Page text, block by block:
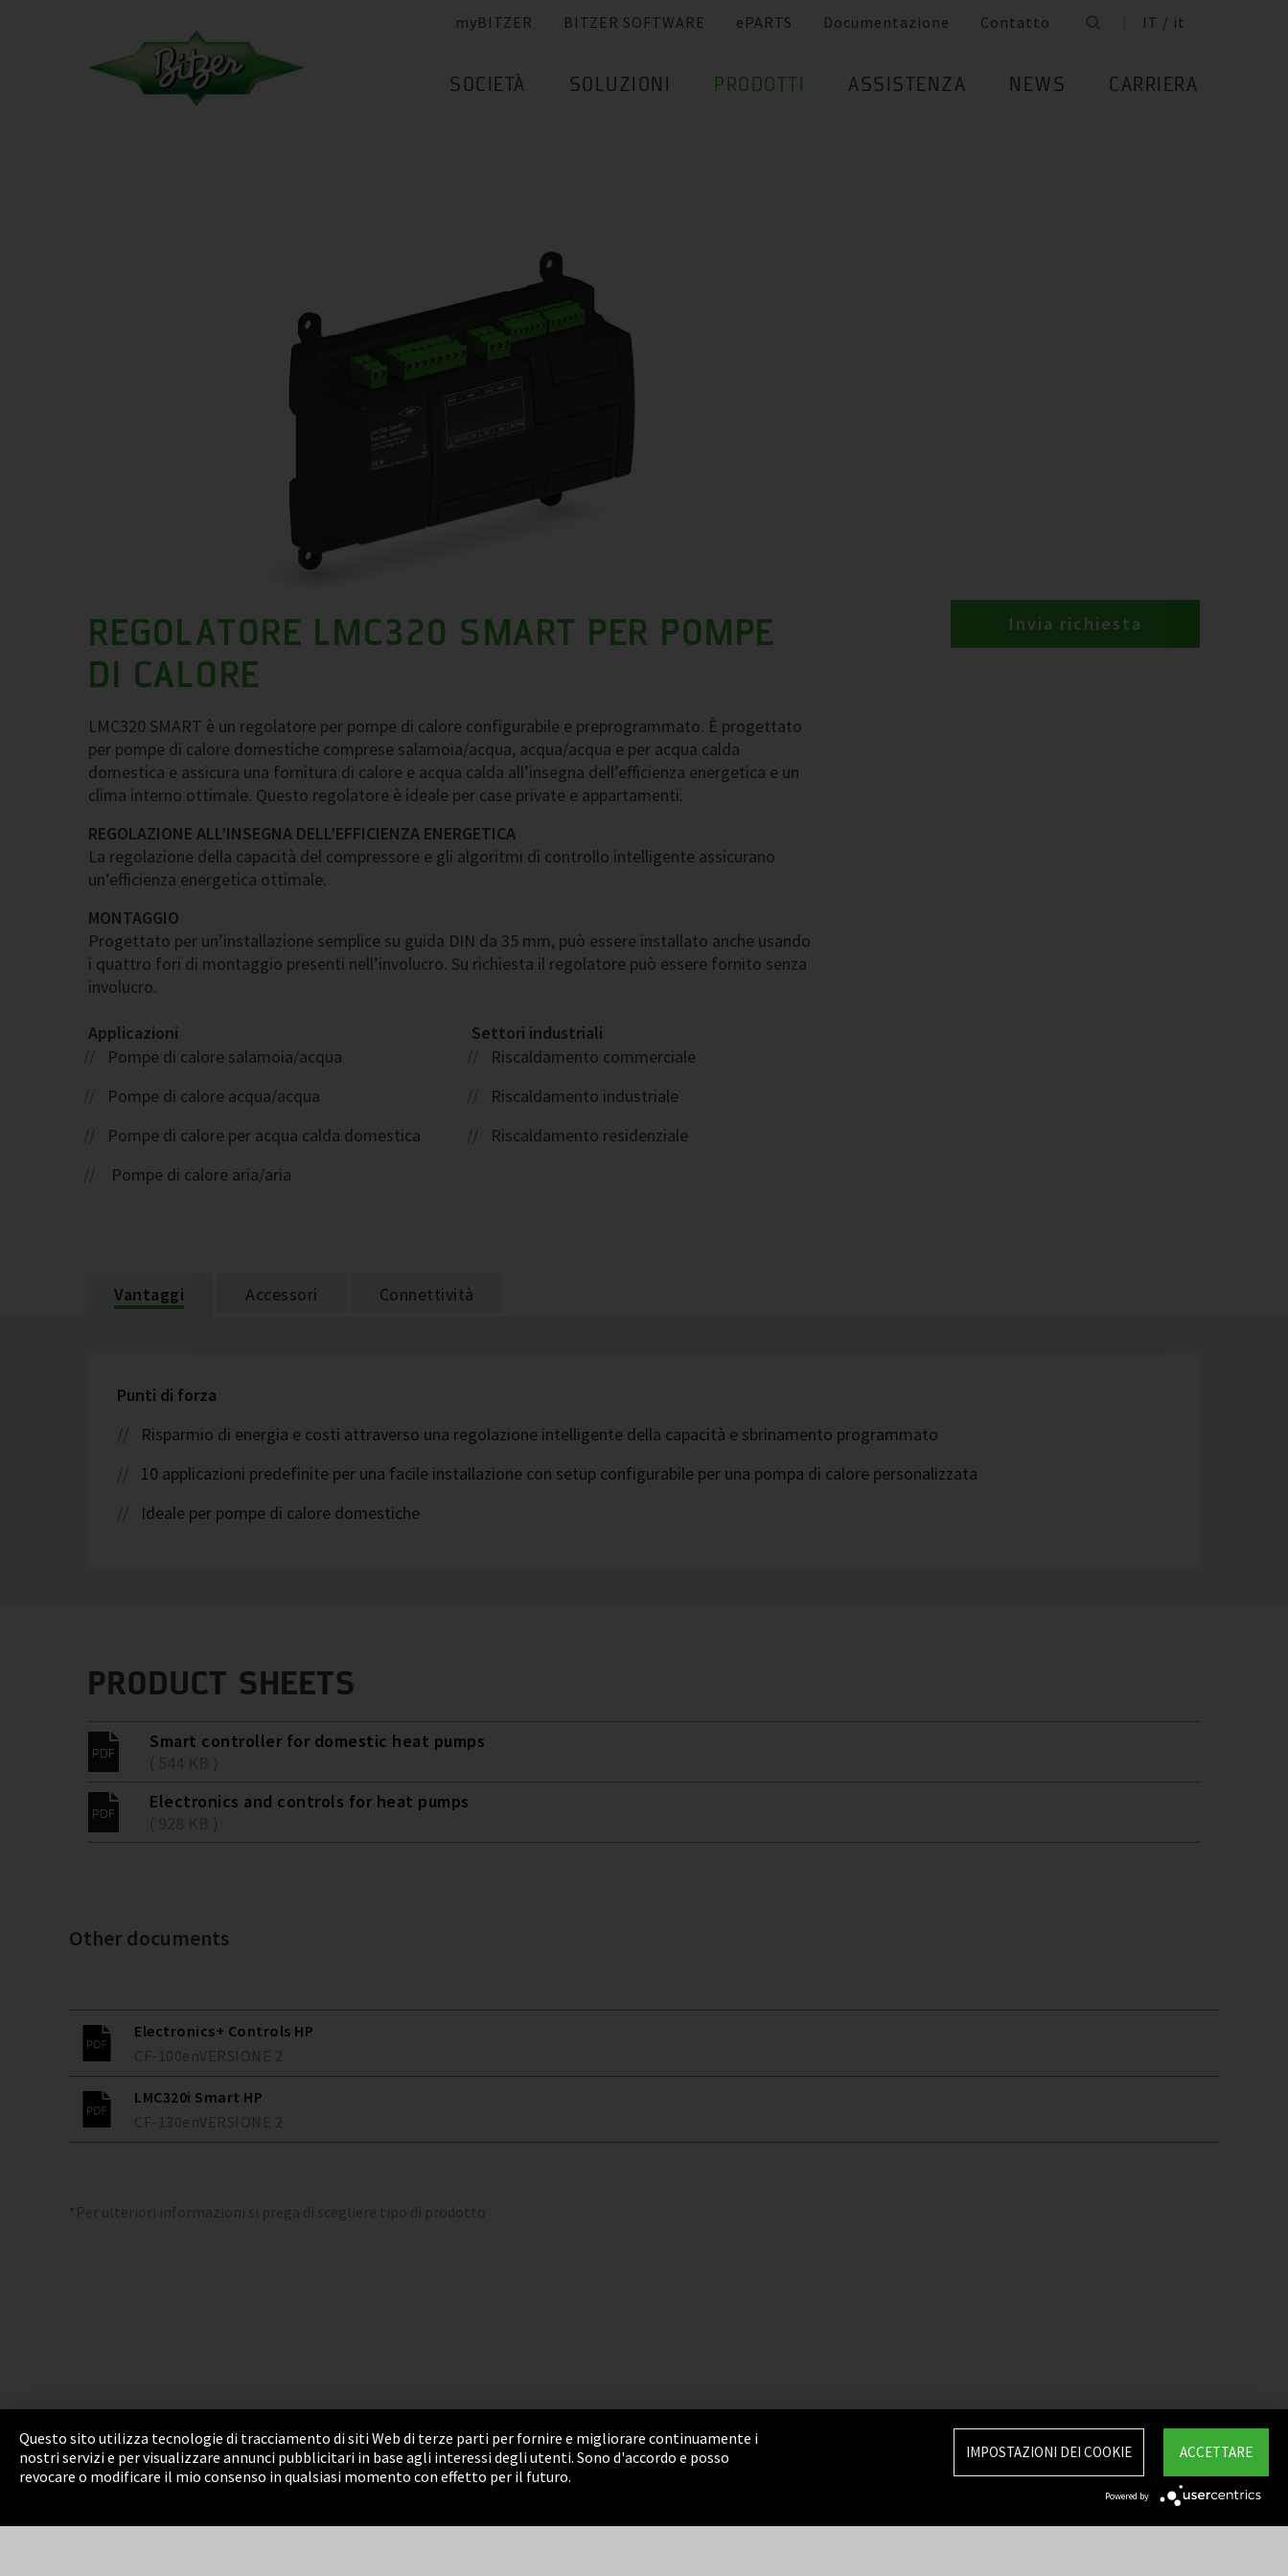
myBITZER BITZER SOFTWARE ePARTS Documentazione Contatto IT / it
SOCIETÀ SOLUZIONI PRODOTTI ASSISTENZA NEWS CARRIERA
REGOLATORE LMC320 SMART PER POMPE
DI CALORE
LMC320 SMART è un regolatore per pompe di calore configurabile e preprogrammato. È progettato
per pompe di calore domestiche comprese salamoia/acqua, acqua/acqua e per acqua calda
domestica e assicura una fornitura di calore e acqua calda all’insegna dell’efficienza energetica e un
clima interno ottimale. Questo regolatore è ideale per case private e appartamenti.
REGOLAZIONE ALL’INSEGNA DELL’EFFICIENZA ENERGETICA
La regolazione della capacità del compressore e gli algoritmi di controllo intelligente assicurano
un’efficienza energetica ottimale.
MONTAGGIO
Progettato per un’installazione semplice su guida DIN da 35 mm, può essere installato anche usando
i quattro fori di montaggio presenti nell’involucro. Su richiesta il regolatore può essere fornito senza
involucro.
Applicazioni
Pompe di calore salamoia/acqua
Pompe di calore acqua/acqua
Pompe di calore per acqua calda domestica
Pompe di calore aria/aria
Settori industriali
Riscaldamento commerciale
Riscaldamento industriale
Riscaldamento residenziale
Invia richiesta
Vantaggi Accessori Connettività
Punti di forza
Risparmio di energia e costi attraverso una regolazione intelligente della capacità e sbrinamento programmato
10 applicazioni predefinite per una facile installazione con setup configurabile per una pompa di calore personalizzata
Ideale per pompe di calore domestiche
PRODUCT SHEETS
Smart controller for domestic heat pumps
Electronics and controls for heat pumps
Other documents
Electronics+ Controls HP
CF-100enVERSIONE 2
LMC320i Smart HP
CF-130enVERSIONE 2
*Per ulteriori informazioni si prega di scegliere tipo di prodotto
Informazione legale Privacy Policy Cookie Settings Termini e Condizioni
Questo sito utilizza tecnologie di tracciamento di siti Web di terze parti per fornire e migliorare continuamente i
nostri servizi e per visualizzare annunci pubblicitari in base agli interessi degli utenti. Sono d'accordo e posso
revocare o modificare il mio consenso in qualsiasi momento con effetto per il futuro.
ACCETTARE
IMPOSTAZIONI DEI COOKIE
Powered by